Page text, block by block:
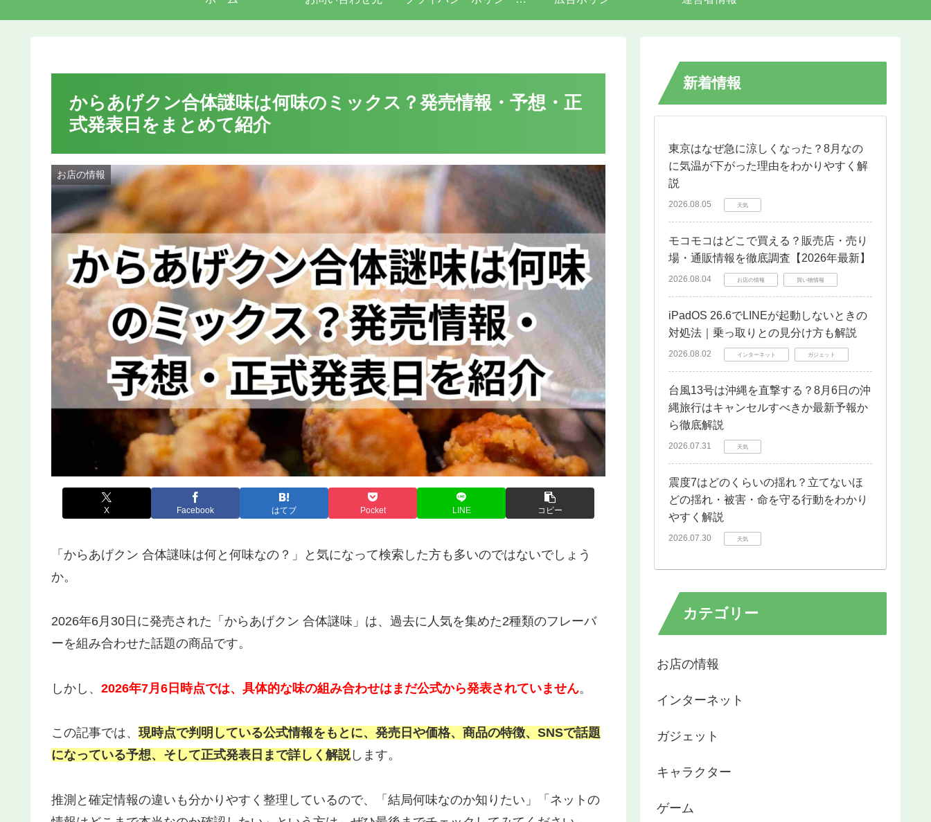
からあげクン合体謎味は何味のミックス？発売情報・予想・正
式発表日をまとめて紹介
お店の情報
X Facebook はてブ Pocket LINE コピー
「からあげクン 合体謎味は何と何味なの？」と気になって検索した方も多いのではないでしょう
か。
2026年6月30日に発売された「からあげクン 合体謎味」は、過去に人気を集めた2種類のフレーバ
ーを組み合わせた話題の商品です。
しかし、 2026年7月6日時点では、具体的な味の組み合わせはまだ公式から発表されていません。
この記事では、 現時点で判明している公式情報をもとに、発売日や価格、商品の特徴、SNSで話題
になっている予想、そして正式発表日まで詳しく解説します。
推測と確定情報の違いも分かりやすく整理しているので、「結局何味なのか知りたい」「ネットの
新着情報
東京はなぜ急に涼しくなった？8月なの
に気温が下がった理由をわかりやすく解
説
2026.08.05 天気
モコモコはどこで買える？販売店・売り
場・通販情報を徹底調査【2026年最新】
2026.08.04 お店の情報 買い物情報
iPadOS 26.6でLINEが起動しないときの
対処法｜乗っ取りとの見分け方も解説
2026.08.02 インターネット ガジェット
台風13号は沖縄を直撃する？8月6日の沖
縄旅行はキャンセルすべきか最新予報か
ら徹底解説
2026.07.31 天気
震度7はどのくらいの揺れ？立てないほ
どの揺れ・被害・命を守る行動をわかり
やすく解説
2026.07.30 天気
カテゴリー
お店の情報
インターネット
ガジェット
キャラクター
ゲーム